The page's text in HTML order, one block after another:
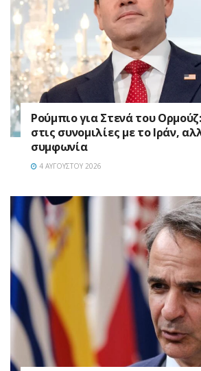
Ρούμπιο για Στενά του
στις συνομιλίες με το Ιράν,
συμφωνία
4 ΑΥΓΟΎΣΤΟΥ 2026